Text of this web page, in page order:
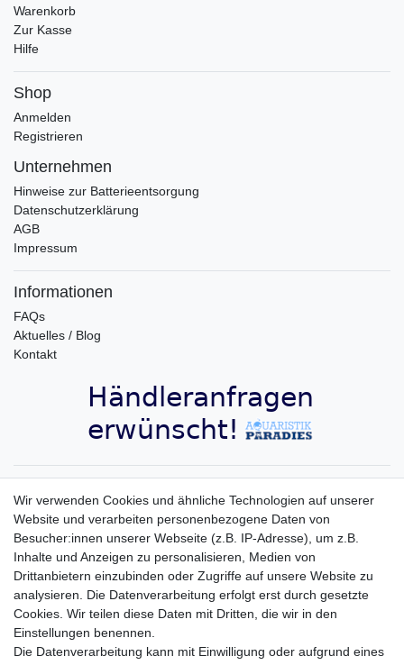
Warenkorb
Zur Kasse
Hilfe
Shop
Anmelden
Registrieren
Unternehmen
Hinweise zur Batterieentsorgung
Datenschutzerklärung
AGB
Impressum
Informationen
FAQs
Aktuelles / Blog
Kontakt
Aquaristik-Paradies Newsletter
E-MAIL **
Newsletter
Honig
Hiermit bestätige ich, dass ich dieDaten­schutz­erklärunggelesen habe. Meine
** Hierbei handelt es sich um ein Pflichtfeld.
Wir verwenden Cookies und ähnliche Technologien auf unserer
Website und verarbeiten personenbezogene Daten von
Besucher:innen unserer Webseite (z.B. IP-Adresse), um z.B.
Inhalte und Anzeigen zu personalisieren, Medien von
Drittanbietern einzubinden oder Zugriffe auf unsere Website zu
analysieren. Die Datenverarbeitung erfolgt erst durch gesetzte
Cookies. Wir teilen diese Daten mit Dritten, die wir in den
Einstellungen benennen.
Die Datenverarbeitung kann mit Einwilligung oder aufgrund eines